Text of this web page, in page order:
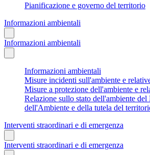
Pianificazione e governo del territorio
Informazioni ambientali
Informazioni ambientali
Informazioni ambientali
Misure incidenti sull'ambiente e
Misure a protezione dell'ambiente e
Relazione sullo stato dell'ambiente
dell'Ambiente e della tutela del
Interventi straordinari e di emergenza
Interventi straordinari e di emergenza